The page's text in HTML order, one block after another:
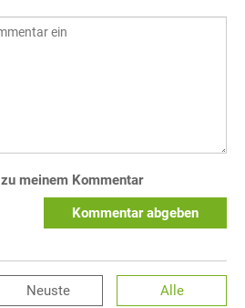
meinem Kommentar
Kommentar abgeben
Neuste Alle